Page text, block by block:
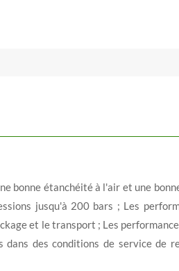
bonne étanchéité à l'air et une
jusqu'à 200 bars ; Les
et le transport ; Les
des conditions de service de